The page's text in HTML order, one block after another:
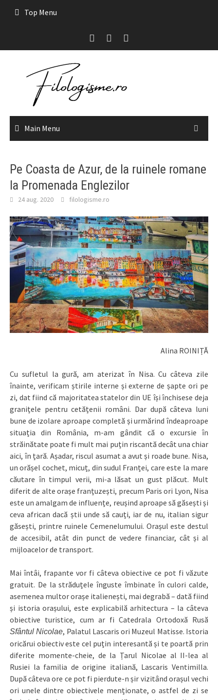
Top Menu
Main Menu
Pe Coasta de Azur, de la ruinele romane
la Promenada Englezilor
24 aug. 2020 filologisme.ro
Alina ROINIȚĂ
Cu sufletul la gură, am aterizat în Nisa. Cu câteva zile
înainte, verificam știrile interne și externe de șapte ori pe
zi, dat fiind că majoritatea statelor din UE își închisese deja
granițele pentru cetățenii români. Dar după câteva luni
bune de izolare aproape completă și urmărind îndeaproape
situația din România, m-am gândit că o excursie în
străinătate poate fi mult mai puțin riscantă decât una chiar
aici, în țară. Așadar, riscul asumat a avut și roade bune. Nisa,
un orășel cochet, micuț, din sudul Franței, care este la mare
căutare în timpul verii, mi-a lăsat un gust plăcut. Mult
diferit de alte orașe franțuzești, precum Paris ori Lyon, Nisa
este un amalgam de influențe, reușind aproape să găsești și
ceva african dacă știi unde să cauți, iar de nu, italian sigur
găsești, printre ruinele Cemenelumului. Orașul este destul
de accesibil, atât din punct de vedere financiar, cât și al
mijloacelor de transport.
Mai întâi, frapante vor fi câteva obiective ce pot fi văzute
gratuit. De la străduțele înguste îmbinate în culori calde,
asemenea multor orașe italienești, mai degrabă – dată fiind
și istoria orașului, este explicabilă arhitectura – la câteva
obiective turistice, cum ar fi Catedrala Ortodoxă Rusă
Sfântul Nicolae, Palatul Lascaris ori Muzeul Matisse. Istoria
oricărui obiectiv este cel puțin interesantă și te poartă prin
diferite momente-cheie, de la Țarul Nicolae al II-lea al
Rusiei la familia de origine italiană, Lascaris Ventimilla.
După câteva ore ce pot fi pierdute-n șir vizitând orașul vechi
ori unele dintre obiectivele menționate, o astfel de zi se